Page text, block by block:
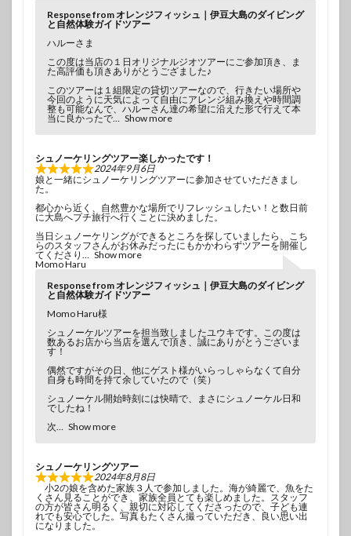
Response from オレンジフィッシュ｜伊豆大島のダイビング
と自然体験ガイドツアー
ハルーさま
この度は当店の１日オリジナルジオツアーにご参加頂き、ま
た高評価も頂きありがとうござました♪
このツアーは１組限定の貸切ツアーなので、行きたい場所や
今回のように天気によって自由にアレンジ組み換えや時間調
整も可能なんで、ハルーさん達の希望に沿えた形で行えて本
当に良かったで
Show more
シュノーケリングツアー楽しかったです！
2024年9月6日
娘と一緒にシュノーケリングツアーに参加させていただきまし
た。
都心から近く、自然豊かな場所でリフレッシュしたい！と数日前
に大島へプチ旅行へ行くことに決めました。
当日シュノーケリングができるところを探していましたら、こち
らのスタッフさんがお休みだったにもかかわらずツアーを開催し
てくださり
Show more
Momo Haru
Response from オレンジフィッシュ｜伊豆大島のダイビング
と自然体験ガイドツアー
Momo Haru様
シュノーケルツアーを担当致しましたユウキです。この度は
数あるお店から当店を選んで頂き、誠にありがとうございま
す！
偶然ですがその日、他にゲスト様がいらっしゃらなくて自分
自身も時間を持て余していたので（笑）
シュノーケル開始時刻には快晴で、まさにシュノーケル日和
でしたね！
次
Show more
シュノーケリングツアー
2024年8月8日
小2の娘を含めた家族３人で参加しました。海が綺麗で、魚をた
くさん見ることができ、家族全員とても楽しめました。スタッフ
の方が皆さん明るく、親切に対応してくださったので、子ども連
れでも安心でした。写真もたくさん撮っていただき、良い思い出
になりました。